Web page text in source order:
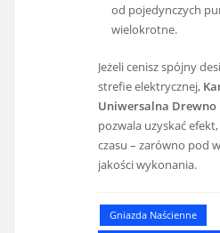
od pojedynczych
wielokrotne.
Jeżeli cenisz spójny
strefie elektrycznej,
Uniwersalna Drewno
pozwala uzyskać
czasu – zarówno pod
jakości wykonania.
Gniazda Naścienne